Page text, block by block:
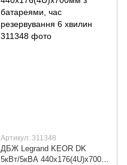
Артикул: 311348
ДБЖ Legrand KEOR DK
5кВт/5кВА 440x176(4U)x700мм